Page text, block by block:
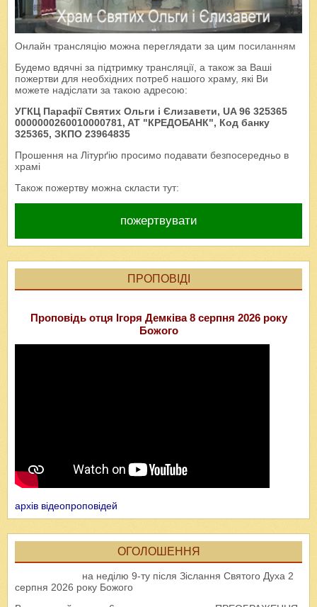
Онлайн трансляцію можна переглядати за цим посиланням
Будемо вдячні за підтримку трансляції, а також за Ваші
пожертви для необхідних потреб нашого храму, які Ви
можете надіслати за такою адресою:
УГКЦ Парафії Святих Ольги і Єлизавети, UA 96 325365
0000000260010000781, AT "КРЕДОБАНК", Код банку
325365, ЗКПО 23964835
Прошення на Літурґію просимо подавати безпосередньо в
храмі
Також пожертву можна скласти тут:
пожертвувати
ПРОПОВІДІ
Проповідь отця Ігоря Демківа 8 серпня 2026 року
Божого
архів відеопроповідей
ОГОЛОШЕННЯ
на неділю 9-ту після Зіслання Святого Духа 2
серпня 2026 року Божого